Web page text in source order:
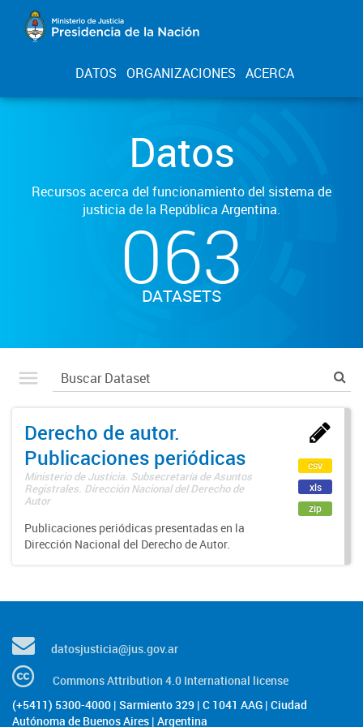
DATOS ORGANIZACIONES ACERCA
Datos
Recursos acerca del funcionamiento del sistema de
justicia de la República Argentina.
063
DATASETS
Derecho de autor.
Publicaciones periódicas
Ministerio de Justicia. Subsecretaría de Asuntos
Registrales. Dirección Nacional del Derecho de
Autor
Publicaciones periódicas presentadas en la
Dirección Nacional del Derecho de Autor.
csv
xls
zip
datosjusticia@jus.gov.ar
Commons Attribution 4.0 International license
(+5411) 5300-4000 | Sarmiento 329 | C 1041 AAG | Ciudad
Autónoma de Buenos Aires | Argentina